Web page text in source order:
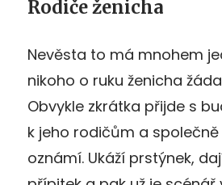
Rodiče ženicha
Nevěsta to má mnohem
nikoho o ruku ženicha
Obvykle zkrátka přijde s
k jeho rodičům a
oznámí. Ukáží prstýnek,